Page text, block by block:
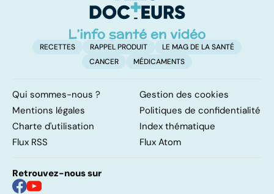
RECETTES RAPPEL PRODUIT
LE MAG DE LA SANTÉ
CANCER
MÉDICAMENTS
Qui sommes-nous ?
Gestion des cookies
Mentions légales
Politiques de confidentialité
Charte d'utilisation
Index thématique
Flux RSS
Flux Atom
Retrouvez-nous sur